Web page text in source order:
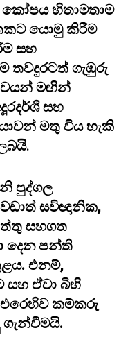
හිතාමතාම
යොමු කිරීම
සහ
තවදුරටත් ගැඹුරු
මඟින්
සහ
මතු විය හැකි
.
පුද්ගල
සවිඥානික,
සහගත
දෙන පන්ති
එනම්,
සහ ඒවා බිහි
කම්කරු